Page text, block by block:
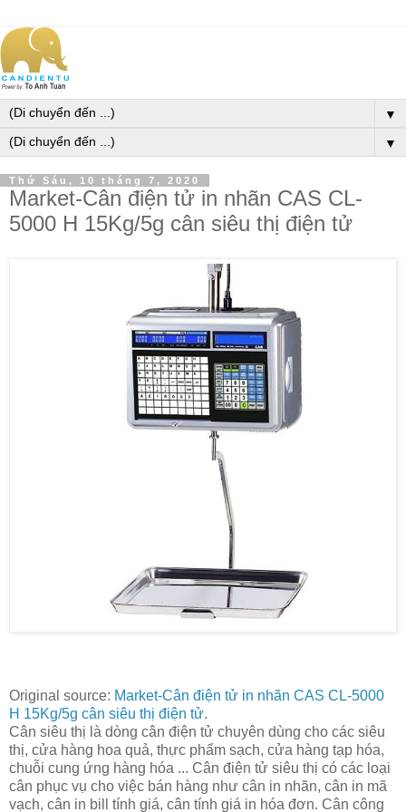
▼
▼
Thứ Sáu, 10 tháng 7, 2020
Market-Cân điện tử in nhãn CAS CL-
5000 H 15Kg/5g cân siêu thị điện tử
Original source: Market-Cân điện tử in nhãn CAS CL-5000
H 15Kg/5g cân siêu thị điện tử.
Cân siêu thị là dòng cân điện tử chuyên dùng cho các siêu
thị, cửa hàng hoa quả, thực phẩm sạch, cửa hàng tạp hóa,
chuỗi cung ứng hàng hóa ... Cân điện tử siêu thị có các loại
cân phục vụ cho việc bán hàng như cân in nhãn, cân in mã
vạch, cân in bill tính giá, cân tính giá in hóa đơn. Cân công